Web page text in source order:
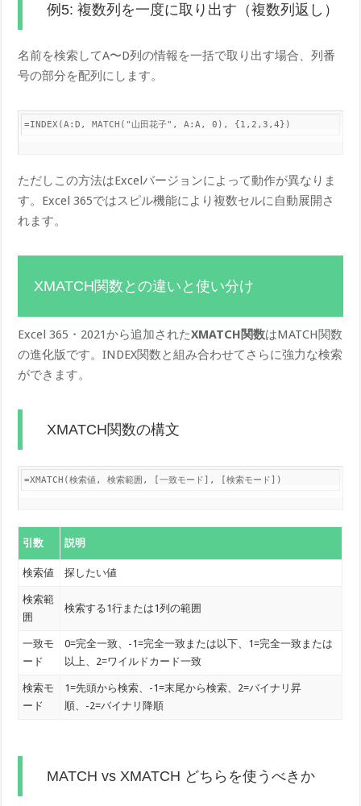
例5: 複数列を一度に取り出す（複数列返し）
名前を検索してA〜D列の情報を一括で取り出す場合、列番
号の部分を配列にします。
=INDEX(A:D, MATCH("山田花子", A:A, 0), {1,2,3,4})
ただしこの方法はExcelバージョンによって動作が異なりま
す。Excel 365ではスピル機能により複数セルに自動展開さ
れます。
XMATCH関数との違いと使い分け
Excel 365・2021から追加されたXMATCH関数はMATCH関数
の進化版です。INDEX関数と組み合わせてさらに強力な検索
ができます。
XMATCH関数の構文
=XMATCH(検索値, 検索範囲, [一致モード], [検索モード])
引数 説明
検索値 探したい値
検索範
囲
検索する1行または1列の範囲
一致モ
ード
0=完全一致、-1=完全一致または以下、1=完全一致または
以上、2=ワイルドカード一致
検索モ
ード
1=先頭から検索、-1=末尾から検索、2=バイナリ昇
順、-2=バイナリ降順
MATCH vs XMATCH どちらを使うべきか